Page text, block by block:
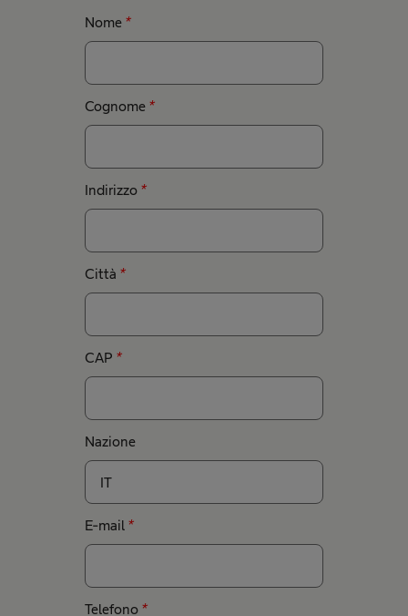
Nome *
Cognome *
Indirizzo *
Città *
CAP *
Nazione
E-mail *
Telefono*